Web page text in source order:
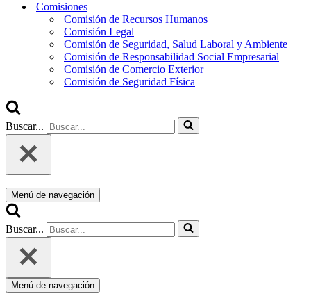
Comisiones
Comisión de Recursos Humanos
Comisión Legal
Comisión de Seguridad, Salud Laboral y Ambiente
Comisión de Responsabilidad Social Empresarial
Comisión de Comercio Exterior
Comisión de Seguridad Física
Buscar...
Menú de navegación
Buscar...
Menú de navegación